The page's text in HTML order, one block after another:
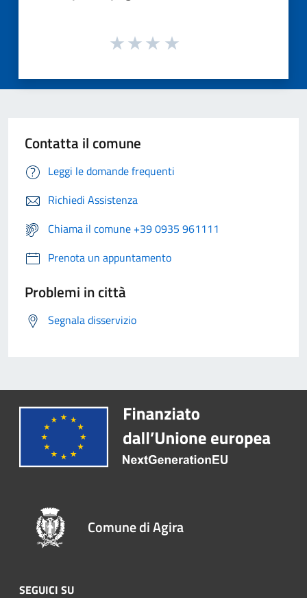
Contatta il comune
Leggi le domande frequenti
Richiedi Assistenza
Chiama il comune +39 0935 961111
Prenota un appuntamento
Problemi in città
Segnala disservizio
Comune di Agira
SEGUICI SU